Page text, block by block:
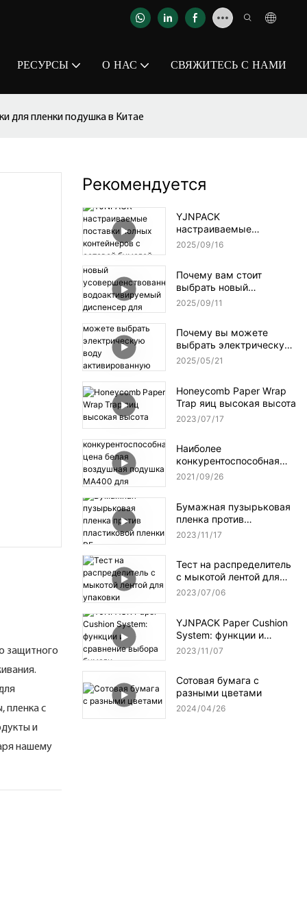
РЕСУРСЫ О НАС СВЯЖИТЕСЬ С НАМИ
для пленки подушка в Китае
защитного
пленка с
и
нашему
Рекомендуется
YJNPACK
настраиваемые
поставки полных
2025 09 16
Почему вам стоит
выбрать новый
усовершенствованный
ленты NT-AT 3.0?
2025 09 11
Почему вы можете
выбрать электрическую
воду активированную
2025 05 21
Honeycomb Paper Wrap
Trap яиц высокая высота
2023 07 17
Наиболее
конкурентоспособная
цена белая воздушная
2021 09 26
Бумажная пузырьковая
пленка против
пластиковой пленки PE
2023 11 17
Тест на распределитель
с мыкотой лентой для
упаковки
2023 07 06
YJNPACK Paper Cushion
System: функции и
сравнение выбора
2023 11 07
Сотовая бумага с
разными цветами
2024 04 26